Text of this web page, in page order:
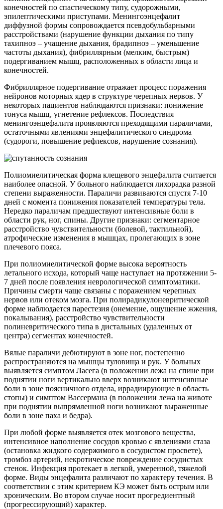
конечностей по спастическому типу, судорожными,
эпилептическими приступами. Менингоэнцефалит
диффузной формы сопровождается псевдобульбарными
расстройствами (нарушение функции дыхания по типу
тахипноэ – учащение дыхания, брадипноэ – уменьшение
частоты дыхания), фибриллярным (мелким, быстрым)
подергиванием мышц, расположенных в области лица и
конечностей.
Фибриллярное подергивание отражает процесс поражения
нейронов моторных ядер в структуре черепных нервов. У
некоторых пациентов наблюдаются признаки: понижение
тонуса мышц, угнетение рефлексов. Последствия
менингоэнцефалита проявляются преходящими параличами,
остаточными явлениями энцефалитического синдрома
(судороги, повышение рефлексов, нарушение сознания).
Полиомиелитическая форма клещевого энцефалита считается
наиболее опасной. У больного наблюдается лихорадка разной
степени выраженности. Параличи развиваются спустя 7-10
дней с момента понижения показателей температуры тела.
Нередко параличам предшествуют интенсивные боли в
области рук, ног, спины. Другие признаки: сегментарное
расстройство чувствительности (болевой, тактильной),
атрофические изменения в мышцах, пролегающих в зоне
плечевого пояса.
При полиомиелитической форме высока вероятность
летального исхода, который чаще наступает на протяжении 5-
7 дней после появления неврологической симптоматики.
Причины смерти чаще связаны с поражением черепных
нервов или отеком мозга. При полирадикулоневритической
форме наблюдается парестезия (онемение, ощущение жжения,
покалывания), расстройство чувствительности
полиневритического типа в дистальных (удаленных от
центра) сегментах конечностей.
Вялые параличи дебютируют в зоне ног, постепенно
распространяются на мышцы туловища и рук. У больных
выявляется симптом Ласега (в положении лежа на спине при
поднятии ноги вертикально вверх возникают интенсивные
боли в зоне поясничного отдела, иррадиирующие в область
стопы) и симптом Вассермана (в положении лежа на животе
при поднятии выпрямленной ноги возникают выраженные
боли в зоне паха и бедра).
При любой форме выявляется отек мозгового вещества,
интенсивное наполнение сосудов кровью с явлениями стаза
(остановка жидкого содержимого в сосудистом просвете),
тромбоз артерий, некротическое повреждение сосудистых
стенок. Инфекция протекает в легкой, умеренной, тяжелой
форме. Виды энцефалита различают по характеру течения. В
соответствии с этим критерием КЭ может быть острым или
хроническим. Во втором случае носит прогредиентный
(прогрессирующий) характер.